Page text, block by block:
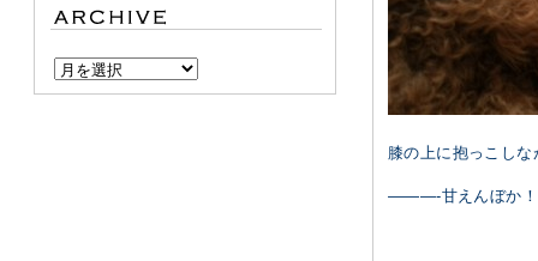
膝の上に抱っこし
———-甘えんぼか！